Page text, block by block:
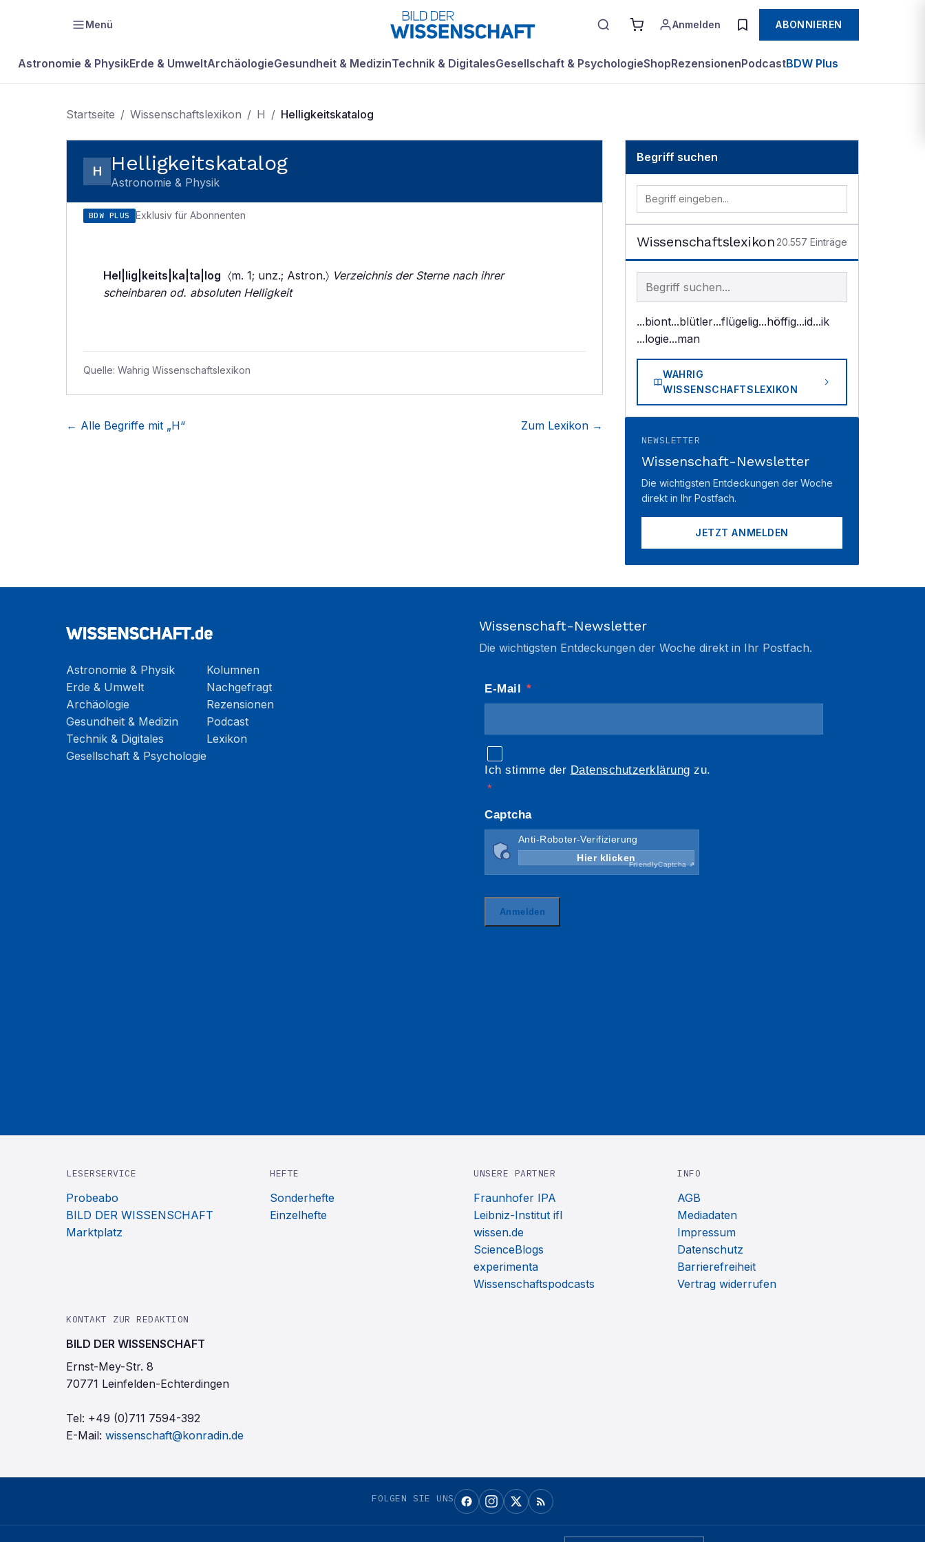
Menü Anmelden ABONNIEREN
Astronomie & PhysikErde & UmweltArchäologieGesundheit & MedizinTechnik & DigitalesGesellschaft & PsychologieShopRezensionenPodcastBDW Plus
Startseite / Wissenschaftslexikon / H / Helligkeitskatalog
H Helligkeitskatalog
Astronomie & Physik
BDW PLUS Exklusiv für Abonnenten
Hel|lig|keits|ka|ta|log 〈m. 1; unz.; Astron.〉 Verzeichnis der Sterne nach ihrer
scheinbaren od. absoluten Helligkeit
Quelle: Wahrig Wissenschaftslexikon
← Alle Begriffe mit „H“ Zum Lexikon →
Begriff suchen
Wissenschaftslexikon 20.557 Einträge
Begriff im Lexikon suchen
...biont...blütler...flügelig...höffig...id...ik
...logie...man
WAHRIG
WISSENSCHAFTSLEXIKON
NEWSLETTER
Wissenschaft-Newsletter
Die wichtigsten Entdeckungen der Woche
direkt in Ihr Postfach.
JETZT ANMELDEN
Astronomie & Physik
Erde & Umwelt
Archäologie
Gesundheit & Medizin
Technik & Digitales
Gesellschaft & Psychologie
Kolumnen
Nachgefragt
Rezensionen
Podcast
Lexikon
Wissenschaft-Newsletter
Die wichtigsten Entdeckungen der Woche direkt in Ihr Postfach.
LESERSERVICE
Probeabo
BILD DER WISSENSCHAFT
Marktplatz
HEFTE
Sonderhefte
Einzelhefte
UNSERE PARTNER
Fraunhofer IPA
Leibniz-Institut ifl
wissen.de
ScienceBlogs
experimenta
Wissenschaftspodcasts
INFO
AGB
Mediadaten
Impressum
Datenschutz
Barrierefreiheit
Vertrag widerrufen
KONTAKT ZUR REDAKTION
BILD DER WISSENSCHAFT
Ernst-Mey-Str. 8
70771 Leinfelden-Echterdingen
Tel: +49 (0)711 7594-392
E-Mail: wissenschaft@konradin.de
FOLGEN SIE UNS